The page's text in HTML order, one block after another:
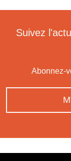
Suivez
Abonnez-